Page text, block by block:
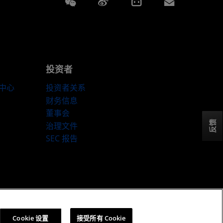
心
投资者
投资者关系
财务信息
董事会
治理文件
SEC 报告
反馈
Cookie 设置 接受所有 Cookie